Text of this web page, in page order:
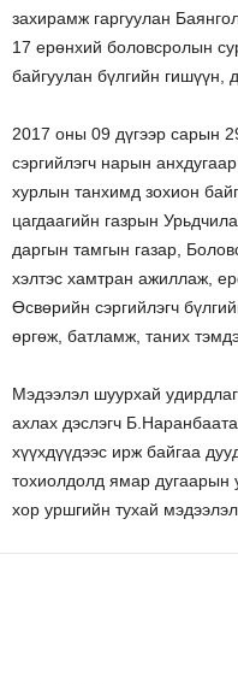
захирамж гаргуулан
17 ерөнхий боловсролын
байгуулан бүлгийн гишүүн,
2017 оны 09 дүгээр сарын
сэргийлэгч нарын
хурлын танхимд зохион
цагдаагийн газрын
даргын тамгын газар,
хэлтэс хамтран ажиллаж,
Өсвөрийн сэргийлэгч
өргөж, батламж, таних
Мэдээлэл шуурхай
ахлах дэслэгч
хүүхдүүдээс ирж байгаа
тохиолдолд ямар дугаарын
хор уршгийн тухай